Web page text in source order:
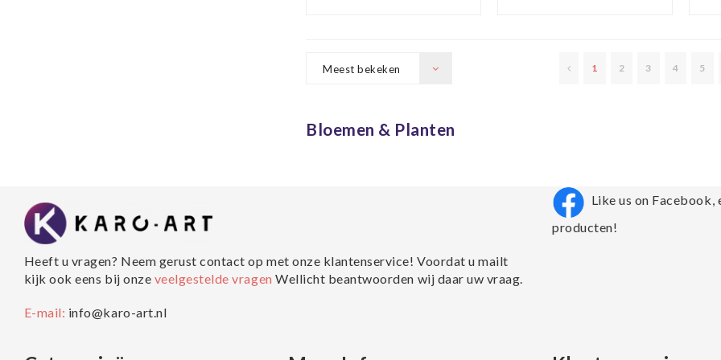
Meest bekeken 1 2 3 4 5
Bloemen & Planten
Heeft u vragen? Neem gerust contact op met onze klantenservice! Voordat u mailt
kijk ook eens bij onze veelgestelde vragenWellicht beantwoorden wij daar uw vraag.
E-mail: info@karo-art.nl
Like us on Facebook,
producten!